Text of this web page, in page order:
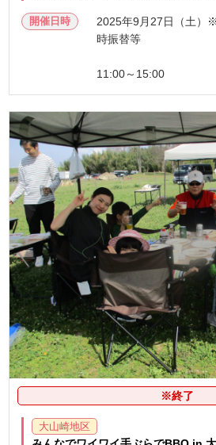
開催日時
2025年9月27日（土）
時振替等
11:00～15:00
※終了
大山崎地区